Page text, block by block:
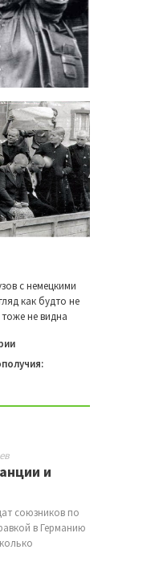
с немецкими
как будто не
не видна
и
союзников по
в Германию